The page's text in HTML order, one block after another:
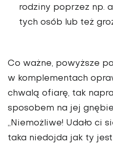
rodziny poprzez np.
tych osób lub też
Co ważne, powyższe
w komplementach
chwalą ofiarę, tak
sposobem na jej
„Niemożliwe! Udało ci
taka niedojda jak ty